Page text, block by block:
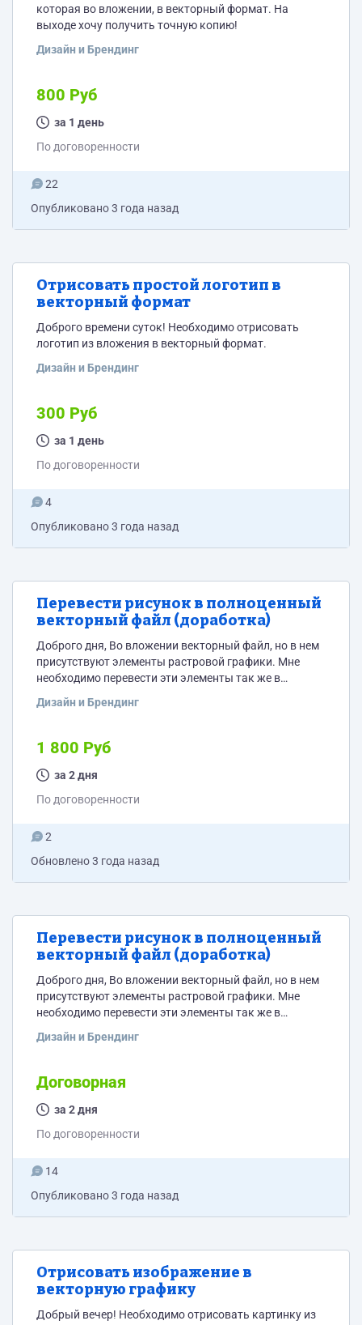
которая во вложении, в векторный формат. На
выходе хочу получить точную копию!
Дизайн и Брендинг
800 Руб
за 1 день
По договоренности
22
Опубликовано3 года назад
Отрисовать простой логотип в
векторный формат
Доброго времени суток! Необходимо отрисовать
логотип из вложения в векторный формат.
Дизайн и Брендинг
300 Руб
за 1 день
По договоренности
4
Опубликовано3 года назад
Перевести рисунок в полноценный
векторный файл (доработка)
Доброго дня, Во вложении векторный файл, но в нем
присутствуют элементы растровой графики. Мне
необходимо перевести эти элементы так же в
полностью векторный файл. Тем кто не смотрел файл
не стоит тратить ни своё, ни моё время. Срок
выполнения - до вечера воскресенья (26 марта).
Дизайн и Брендинг
1 800 Руб
за 2 дня
По договоренности
2
Обновлено3 года назад
Перевести рисунок в полноценный
векторный файл (доработка)
Доброго дня, Во вложении векторный файл, но в нем
присутствуют элементы растровой графики. Мне
необходимо перевести эти элементы так же в
полностью векторный файл. Тем кто не смотрел файл
тратить ни своё, ни моё время.
Дизайн и Брендинг
Договорная
за 2 дня
По договоренности
14
Опубликовано3 года назад
Отрисовать изображение в
векторную графику
Добрый вечер! Необходимо отрисовать картинку из